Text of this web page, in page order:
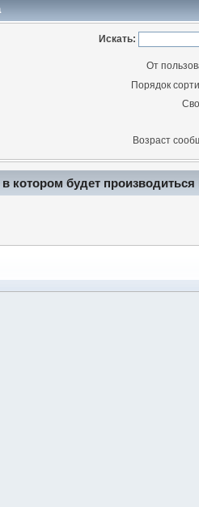
Искать:
От
Порядок
Возраст
котором будет производиться